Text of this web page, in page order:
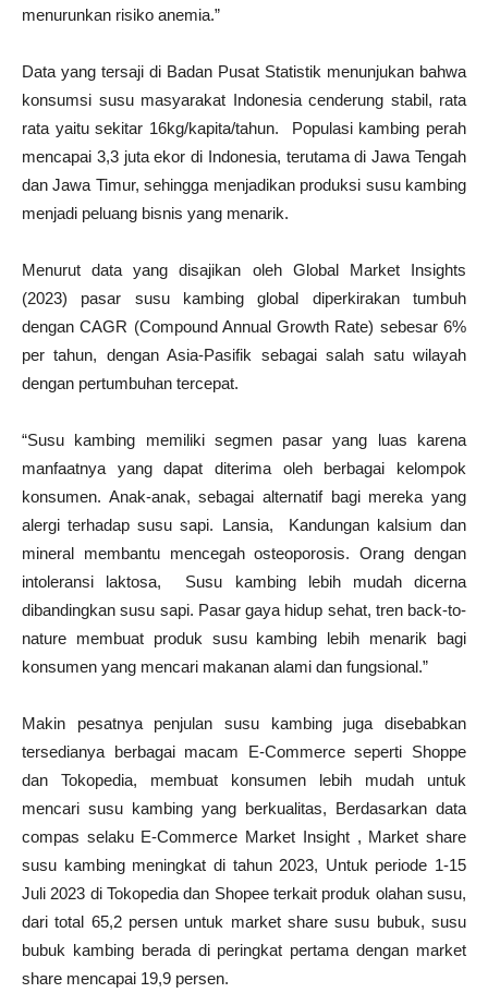
menurunkan risiko anemia.”
Data yang tersaji di Badan Pusat Statistik menunjukan bahwa
konsumsi susu masyarakat Indonesia cenderung stabil, rata
rata yaitu sekitar 16kg/kapita/tahun. Populasi kambing perah
mencapai 3,3 juta ekor di Indonesia, terutama di Jawa Tengah
dan Jawa Timur, sehingga menjadikan produksi susu kambing
menjadi peluang bisnis yang menarik.
Menurut data yang disajikan oleh Global Market Insights
(2023) pasar susu kambing global diperkirakan tumbuh
dengan CAGR (Compound Annual Growth Rate) sebesar 6%
per tahun, dengan Asia-Pasifik sebagai salah satu wilayah
dengan pertumbuhan tercepat.
“Susu kambing memiliki segmen pasar yang luas karena
manfaatnya yang dapat diterima oleh berbagai kelompok
konsumen. Anak-anak, sebagai alternatif bagi mereka yang
alergi terhadap susu sapi. Lansia, Kandungan kalsium dan
mineral membantu mencegah osteoporosis. Orang dengan
intoleransi laktosa, Susu kambing lebih mudah dicerna
dibandingkan susu sapi. Pasar gaya hidup sehat, tren back-to-
nature membuat produk susu kambing lebih menarik bagi
konsumen yang mencari makanan alami dan fungsional.”
Makin pesatnya penjulan susu kambing juga disebabkan
tersedianya berbagai macam E-Commerce seperti Shoppe
dan Tokopedia, membuat konsumen lebih mudah untuk
mencari susu kambing yang berkualitas, Berdasarkan data
compas selaku E-Commerce Market Insight , Market share
susu kambing meningkat di tahun 2023, Untuk periode 1-15
Juli 2023 di Tokopedia dan Shopee terkait produk olahan susu,
dari total 65,2 persen untuk market share susu bubuk, susu
bubuk kambing berada di peringkat pertama dengan market
share mencapai 19,9 persen.